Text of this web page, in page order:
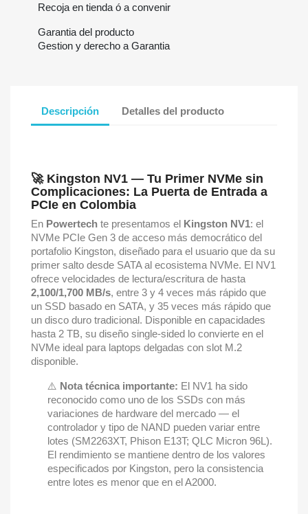
Recoja en tienda ó a convenir
Garantia del producto
Gestion y derecho a Garantia
Descripción Detalles del producto
🚀 Kingston NV1 — Tu Primer NVMe sin
Complicaciones: La Puerta de Entrada a
PCIe en Colombia
En Powertech te presentamos el Kingston NV1: el
NVMe PCIe Gen 3 de acceso más democrático del
portafolio Kingston, diseñado para el usuario que da su
primer salto desde SATA al ecosistema NVMe. El NV1
ofrece velocidades de lectura/escritura de hasta
2,100/1,700 MB/s, entre 3 y 4 veces más rápido que
un SSD basado en SATA, y 35 veces más rápido que
un disco duro tradicional. Disponible en capacidades
hasta 2 TB, su diseño single-sided lo convierte en el
NVMe ideal para laptops delgadas con slot M.2
disponible.
⚠️ Nota técnica importante: El NV1 ha sido
reconocido como uno de los SSDs con más
variaciones de hardware del mercado — el
controlador y tipo de NAND pueden variar entre
lotes (SM2263XT, Phison E13T; QLC Micron 96L).
El rendimiento se mantiene dentro de los valores
especificados por Kingston, pero la consistencia
entre lotes es menor que en el A2000.